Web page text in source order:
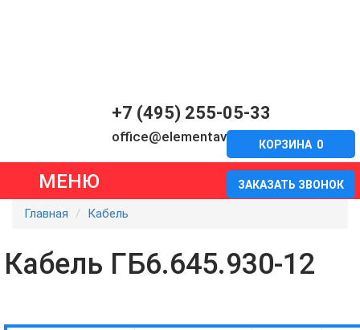
+7 (495) 255-05-33
office@elementavia.ru
ЗАКАЗАТЬ ЗВОНОК
КОРЗИНА 0
МЕНЮ
Главная Кабель
Кабель ГБ6.645.930-12